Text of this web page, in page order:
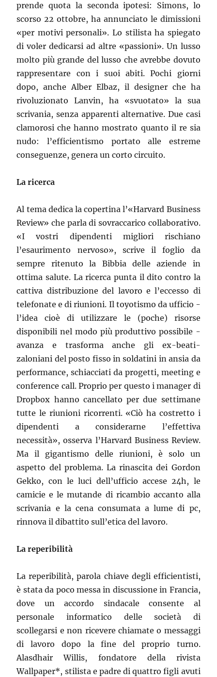
prende quota la seconda ipotesi: Simons, lo
scorso 22 ottobre, ha annunciato le dimissioni
«per motivi personali». Lo stilista ha spiegato
di voler dedicarsi ad altre «passioni». Un lusso
molto più grande del lusso che avrebbe dovuto
rappresentare con i suoi abiti. Pochi giorni
dopo, anche Alber Elbaz, il designer che ha
rivoluzionato Lanvin, ha «svuotato» la sua
scrivania, senza apparenti alternative. Due casi
clamorosi che hanno mostrato quanto il re sia
nudo: l’efficientismo portato alle estreme
conseguenze, genera un corto circuito.
La ricerca
Al tema dedica la copertina l’«Harvard Business
Review» che parla di sovraccarico collaborativo.
«I vostri dipendenti migliori rischiano
l’esaurimento nervoso», scrive il foglio da
sempre ritenuto la Bibbia delle aziende in
ottima salute. La ricerca punta il dito contro la
cattiva distribuzione del lavoro e l’eccesso di
telefonate e di riunioni. Il toyotismo da ufficio -
l’idea cioè di utilizzare le (poche) risorse
disponibili nel modo più produttivo possibile -
avanza e trasforma anche gli ex-beati-
zaloniani del posto fisso in soldatini in ansia da
performance, schiacciati da progetti, meeting e
conference call. Proprio per questo i manager di
Dropbox hanno cancellato per due settimane
tutte le riunioni ricorrenti. «Ciò ha costretto i
dipendenti a considerarne l’effettiva
necessità», osserva l’Harvard Business Review.
Ma il gigantismo delle riunioni, è solo un
aspetto del problema. La rinascita dei Gordon
Gekko, con le luci dell’ufficio accese 24h, le
camicie e le mutande di ricambio accanto alla
scrivania e la cena consumata a lume di pc,
rinnova il dibattito sull’etica del lavoro.
La reperibilità
La reperibilità, parola chiave degli efficientisti,
è stata da poco messa in discussione in Francia,
dove un accordo sindacale consente al
personale informatico delle società di
scollegarsi e non ricevere chiamate o messaggi
di lavoro dopo la fine del proprio turno.
Alasdhair Willis, fondatore della rivista
Wallpaper*, stilista e padre di quattro figli avuti